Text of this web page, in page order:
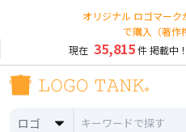
オリジナル ロゴマーク
で購入（著作
現在 35,815件 掲載中！
ロゴ